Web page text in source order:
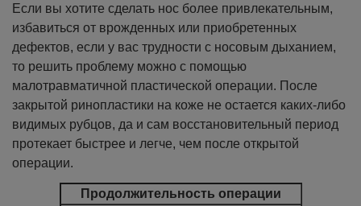
Если вы хотите сделать нос более привлекательным,
избавиться от врожденных или приобретенных
дефектов, если у вас трудности с носовым дыханием,
то решить проблему можно с помощью
малотравматичной пластической операции. После
закрытой ринопластики на коже не остается каких-либо
видимых рубцов, да и сам восстановительный период
протекает быстрее и легче, чем после открытой
операции.
Продолжительность операции